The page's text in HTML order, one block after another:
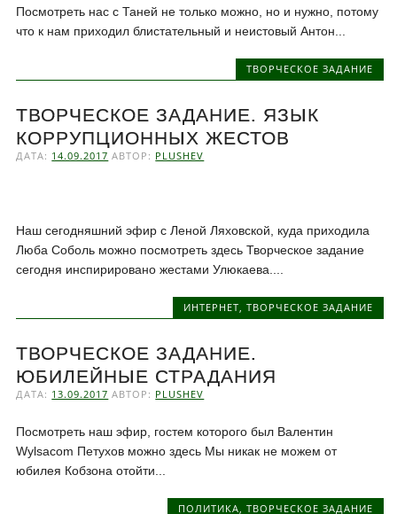
Посмотреть нас с Таней не только можно, но и нужно, потому
что к нам приходил блистательный и неистовый Антон...
ТВОРЧЕСКОЕ ЗАДАНИЕ
ТВОРЧЕСКОЕ ЗАДАНИЕ. ЯЗЫК
КОРРУПЦИОННЫХ ЖЕСТОВ
ДАТА: 14.09.2017 АВТОР: PLUSHEV
Наш сегодняшний эфир с Леной Ляховской, куда приходила
Люба Соболь можно посмотреть здесь Творческое задание
сегодня инспирировано жестами Улюкаева....
ИНТЕРНЕТ, ТВОРЧЕСКОЕ ЗАДАНИЕ
ТВОРЧЕСКОЕ ЗАДАНИЕ.
ЮБИЛЕЙНЫЕ СТРАДАНИЯ
ДАТА: 13.09.2017 АВТОР: PLUSHEV
Посмотреть наш эфир, гостем которого был Валентин
Wylsacom Петухов можно здесь Мы никак не можем от
юбилея Кобзона отойти...
ПОЛИТИКА, ТВОРЧЕСКОЕ ЗАДАНИЕ